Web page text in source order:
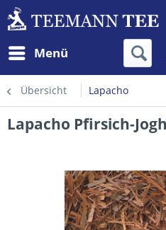
Menü
Übersicht Lapacho
Lapacho Pfirsich-